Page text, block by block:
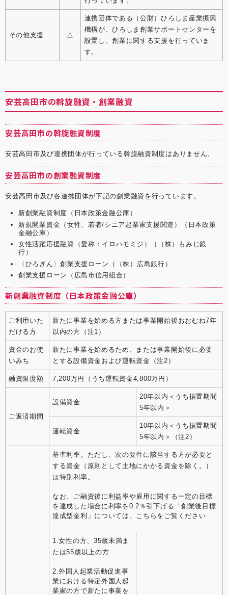
その他支援 △
連携団体である（公財）ひろしま産業振興
機構が、ひろしま創業サポートセンターを
設置し、創業に関する支援を行っていま
す。
安芸高田市の斡旋融資・創業融資
安芸高田市の斡旋融資制度
安芸高田市及び連携団体が行っている斡旋融資制度はありません。
安芸高田市の創業融資制度
安芸高田市及び各連携団体が下記の創業融資を行っています。
新創業融資制度（日本政策金融公庫）
新規開業資金（女性、若者/シニア起業家支援関連）（日本政策
金融公庫）
女性活躍応援融資（愛称：イロハモミジ）（（株）もみじ銀
行）
〈ひろぎん〉創業支援ローン（（株）広島銀行）
創業支援ローン（広島市信用組合）
新創業融資制度（日本政策金融公庫）
ご利用いた
だける方
新たに事業を始める方または事業開始後おおむね7年
以内の方（注1）
資金のお使
いみち
新たに事業を始めるため、または事業開始後に必要
とする設備資金および運転資金（注2）
融資限度額 7,200万円（うち運転資金4,800万円）
ご返済期間
設備資金
20年以内＜うち据置期間
5年以内＞
運転資金
10年以内＜うち据置期間
5年以内＞（注2）
基準利率。ただし、次の要件に該当する方が必要と
する資金（原則として土地にかかる資金を除く。）
は特別利率。
なお、ご融資後に利益率や雇用に関する一定の目標
を達成した場合に利率を0.2％引下げる「創業後目標
達成型金利」については、こちらをご覧ください
1.女性の方、35歳未満ま
たは55歳以上の方
2.外国人起業活動促進事
業における特定外国人起
業家の方で新たに事業を